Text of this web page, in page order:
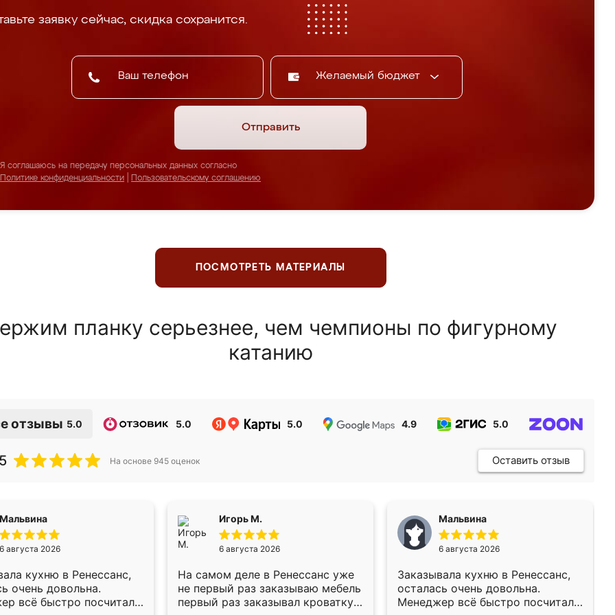
заявку сейчас, скидка сохранится.
Желаемый бюджет
Отправить
Я соглашаюсь на передачу персональных данных согласно
Политике конфиденциальности
Пользовательскому соглашению
ПОСМОТРЕТЬ МАТЕРИАЛЫ
планку серьезнее, чем чемпионы по фигурному
катанию
отзывы 5.0 5.0 5.0 4.9 5.0
На основе 945 оценок Оставить отзыв
Мальвина
6 августа 2026
кухню в Ренессанс,
очень довольна.
всё быстро посчитала,
Игорь М.
6 августа 2026
На самом деле в Ренессанс уже
не первый раз заказываю мебель
первый раз заказывал кроватку
Мальвина
6 августа 2026
Заказывала кухню в Ренессанс,
осталась очень довольна.
Менеджер всё быстро посчитала,